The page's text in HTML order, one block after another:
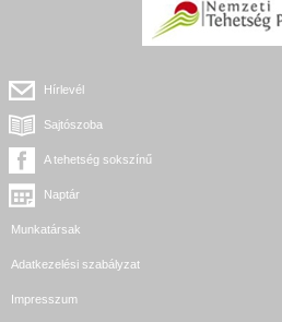
Hírlevél
Sajtószoba
A tehetség sokszínű
Naptár
Munkatársak
Adatkezelési szabályzat
Impresszum